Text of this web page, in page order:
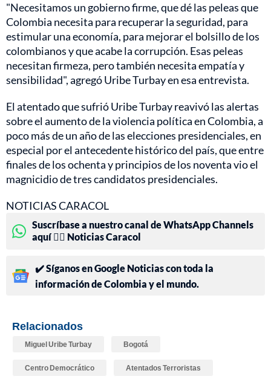
"Necesitamos un gobierno firme, que dé las peleas que
Colombia necesita para recuperar la seguridad, para
estimular una economía, para mejorar el bolsillo de los
colombianos y que acabe la corrupción. Esas peleas
necesitan firmeza, pero también necesita empatía y
sensibilidad", agregó Uribe Turbay en esa entrevista.
El atentado que sufrió Uribe Turbay reavivó las alertas
sobre el aumento de la violencia política en Colombia, a
poco más de un año de las elecciones presidenciales, en
especial por el antecedente histórico del país, que entre
finales de los ochenta y principios de los noventa vio el
magnicidio de tres candidatos presidenciales.
NOTICIAS CARACOL
Suscríbase a nuestro canal de WhatsApp Channels
aquí 👉🏻 Noticias Caracol
✔️ Síganos en Google Noticias con toda la
información de Colombia y el mundo.
Relacionados
Miguel Uribe Turbay Bogotá
Centro Democrático Atentados Terroristas